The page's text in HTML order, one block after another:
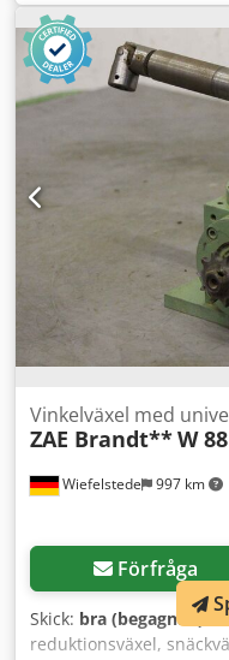
och nedre radie-/
kantmaterial på raka
med inre och yttre
1000/600/H1450 mm -
Wiefelstede 997 km
Vinkelväxel med
ZAE Brandt**W 88
Förfråga
Skick: bra (begagnad),
reduktionsväxel,